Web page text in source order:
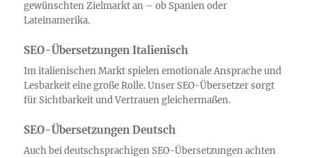
gewünschten Zielmarkt an – ob Spanien oder
Lateinamerika.
SEO-Übersetzungen Italienisch
Im italienischen Markt spielen emotionale Ansprache und
Lesbarkeit eine große Rolle. Unser SEO-Übersetzer sorgt
für Sichtbarkeit und Vertrauen gleichermaßen.
SEO-Übersetzungen Deutsch
Auch bei deutschsprachigen SEO-Übersetzungen achten